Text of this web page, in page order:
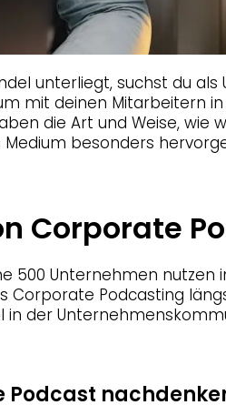
unterliegt, suchst du
mit deinen Mitarbeitern in
die Art und Weise, wie
besonders
Corporate
500 Unternehmen nutzen
Corporate Podcasting
in der